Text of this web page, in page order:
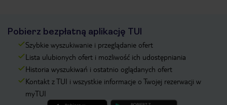
Pobierz bezpłatną aplikację TUI
Szybkie wyszukiwanie i przeglądanie ofert
Lista ulubionych ofert i możliwość ich udostępniania
Historia wyszukiwań i ostatnio oglądanych ofert
Kontakt z TUI i wszystkie informacje o Twojej rezerwacji w
myTUI